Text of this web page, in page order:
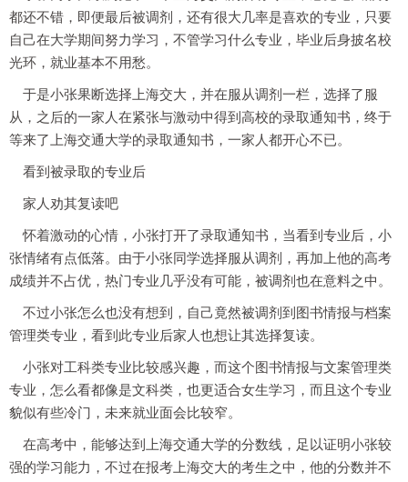
都还不错，即便最后被调剂，还有很大几率是喜欢的专业，只要
自己在大学期间努力学习，不管学习什么专业，毕业后身披名校
光环，就业基本不用愁。
于是小张果断选择上海交大，并在服从调剂一栏，选择了服
从，之后的一家人在紧张与激动中得到高校的录取通知书，终于
等来了上海交通大学的录取通知书，一家人都开心不已。
看到被录取的专业后
家人劝其复读吧
怀着激动的心情，小张打开了录取通知书，当看到专业后，小
张情绪有点低落。由于小张同学选择服从调剂，再加上他的高考
成绩并不占优，热门专业几乎没有可能，被调剂也在意料之中。
不过小张怎么也没有想到，自己竟然被调剂到图书情报与档案
管理类专业，看到此专业后家人也想让其选择复读。
小张对工科类专业比较感兴趣，而这个图书情报与文案管理类
专业，怎么看都像是文科类，也更适合女生学习，而且这个专业
貌似有些冷门，未来就业面会比较窄。
在高考中，能够达到上海交通大学的分数线，足以证明小张较
强的学习能力，不过在报考上海交大的考生之中，他的分数并不